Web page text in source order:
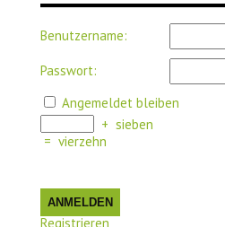
Benutzername:
Passwort:
Angemeldet bleiben
+ sieben
= vierzehn
ANMELDEN
Registrieren